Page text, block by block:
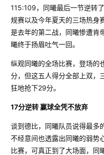
115:109，同曦最后一节逆转
规赛以及今年夏天的三场热身
是去年的第二战，同曦惨遭肯
曦终于扬眉吐气一回。
纵观同曦的全场比赛，登场的
分，但这五人得分全部上双，
狂地抢下29分。
17分逆转 赢球全凭不放弃
谈到德比，同曦队员说得最多
不经意间也透露出同曦的弱势
比赛，可真正到了大场面，同